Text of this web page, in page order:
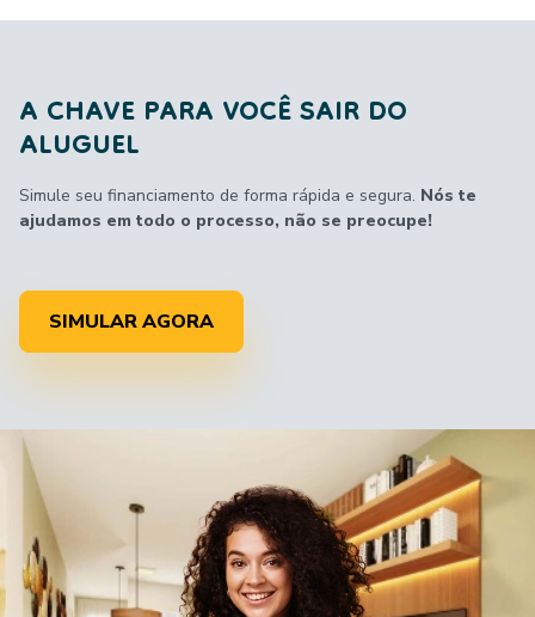
A CHAVE PARA VOCÊ SAIR DO
ALUGUEL
Simule seu financiamento de forma rápida e segura. Nós te
ajudamos em todo o processo, não se preocupe!
SIMULAR AGORA